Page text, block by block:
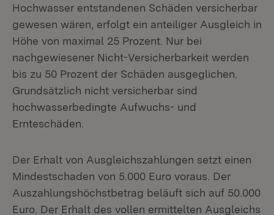
Hochwasser entstandenen Schäden versicherbar
gewesen wären, erfolgt ein anteiliger Ausgleich in
Höhe von maximal 25 Prozent. Nur bei
nachgewiesener Nicht-Versicherbarkeit werden
bis zu 50 Prozent der Schäden ausgeglichen.
Grundsätzlich nicht versicherbar sind
hochwasserbedingte Aufwuchs- und
Ernteschäden.
Der Erhalt von Ausgleichszahlungen setzt einen
Mindestschaden von 5.000 Euro voraus. Der
Auszahlungshöchstbetrag beläuft sich auf 50.000
Euro. Der Erhalt des vollen ermittelten Ausgleichs